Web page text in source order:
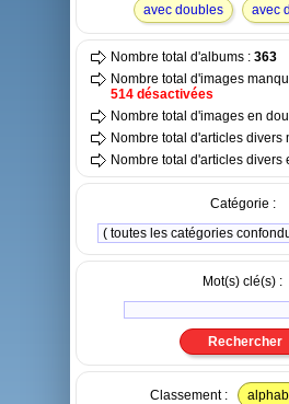
avec doubles avec
Nombre total d'albums : 363
Nombre total d'images
514 désactivées
Nombre total d'images en
Nombre total d'articles divers
Nombre total d'articles divers
Catégorie :
Mot(s) clé(s) :
Classement :